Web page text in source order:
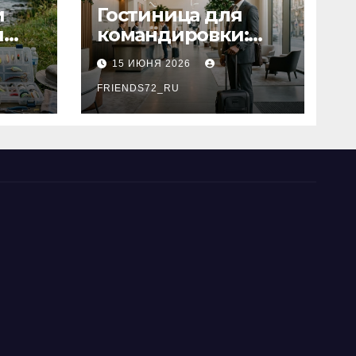
Гостиница для
командировки:
основные
критерии выбора
15 ИЮНЯ 2026
FRIENDS72_RU